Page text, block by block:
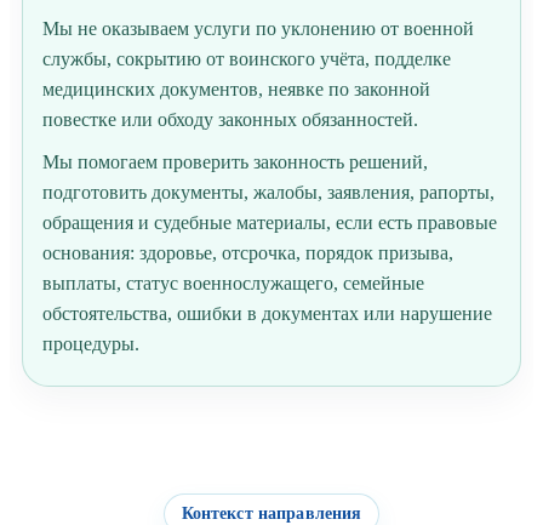
Мы не оказываем услуги по уклонению от военной
службы, сокрытию от воинского учёта, подделке
медицинских документов, неявке по законной
повестке или обходу законных обязанностей.
Мы помогаем проверить законность решений,
подготовить документы, жалобы, заявления, рапорты,
обращения и судебные материалы, если есть правовые
основания: здоровье, отсрочка, порядок призыва,
выплаты, статус военнослужащего, семейные
обстоятельства, ошибки в документах или нарушение
процедуры.
Контекст направления